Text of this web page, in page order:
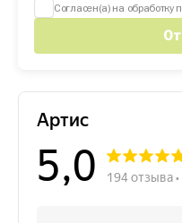
Согласен(а) на обработку